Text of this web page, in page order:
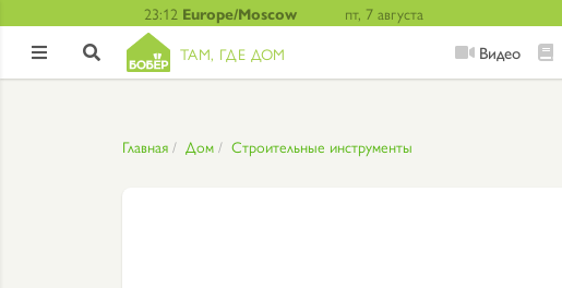
23:12 Europe/Moscow пт, 7 августа
  ТАМ, ГДЕ ДОМ Видео
Главная Дом Строительные инструменты